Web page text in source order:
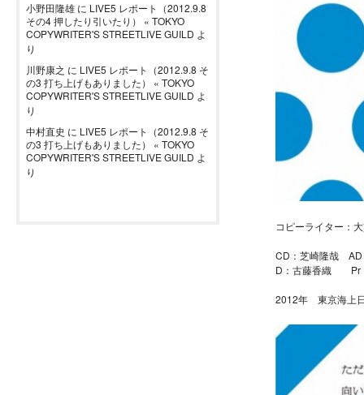
小野田隆雄 に LIVE5 レポート（2012.9.8
その4 押したり引いたり） « TOKYO
COPYWRITER'S STREETLIVE GUILD よ
り
川野康之 に LIVE5 レポート（2012.9.8 そ
の3 打ち上げもありました） « TOKYO
COPYWRITER'S STREETLIVE GUILD よ
り
中村直史 に LIVE5 レポート（2012.9.8 そ
の3 打ち上げもありました） « TOKYO
COPYWRITER'S STREETLIVE GUILD よ
り
コピーライター：
CD：芝崎隆哉 AD
D：古藤香織 Pr
2012年 東京海上